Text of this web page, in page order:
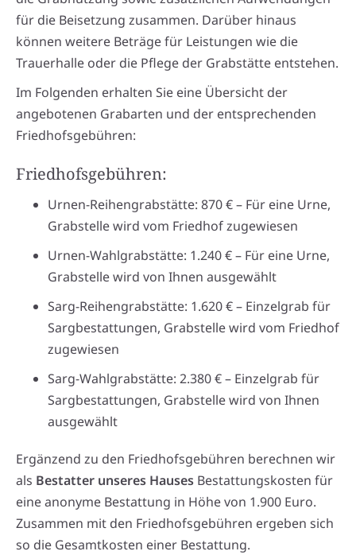
für die Beisetzung zusammen. Darüber hinaus
können weitere Beträge für Leistungen wie die
Trauerhalle oder die Pflege der Grabstätte entstehen.
Im Folgenden erhalten Sie eine Übersicht der
angebotenen Grabarten und der entsprechenden
Friedhofsgebühren:
Friedhofsgebühren:
Urnen-Reihengrabstätte: 870 € – Für eine Urne,
Grabstelle wird vom Friedhof zugewiesen
Urnen-Wahlgrabstätte: 1.240 € – Für eine Urne,
Grabstelle wird von Ihnen ausgewählt
Sarg-Reihengrabstätte: 1.620 € – Einzelgrab für
Sargbestattungen, Grabstelle wird vom Friedhof
zugewiesen
Sarg-Wahlgrabstätte: 2.380 € – Einzelgrab für
Sargbestattungen, Grabstelle wird von Ihnen
ausgewählt
Ergänzend zu den Friedhofsgebühren berechnen wir
als Bestatter unseres Hauses Bestattungskosten für
eine anonyme Bestattung in Höhe von 1.900 Euro.
Zusammen mit den Friedhofsgebühren ergeben sich
so die Gesamtkosten einer Bestattung.